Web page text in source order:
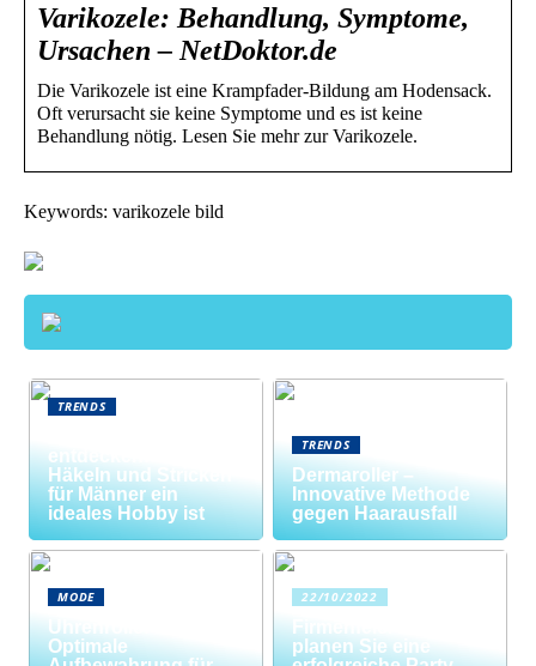
Varikozele: Behandlung, Symptome,
Ursachen – NetDoktor.de
Die Varikozele ist eine Krampfader-Bildung am Hodensack.
Oft verursacht sie keine Symptome und es ist keine
Behandlung nötig. Lesen Sie mehr zur Varikozele.
Keywords: varikozele bild
TRENDS
entdecken: Warum
Häkeln und Stricken
für Männer ein
ideales Hobby ist
TRENDS
Dermaroller –
Innovative Methode
gegen Haarausfall
MODE
Uhrenrolle: Die
Optimale
22/10/2022
Firmenfeier? So
planen Sie eine